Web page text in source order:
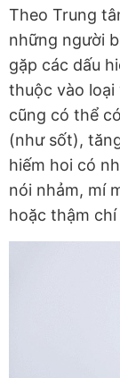
Theo Trung
những người
gặp các dấu
thuộc vào loại
cũng có thể
(như sốt),
hiếm hoi có
nói nhảm, mí
hoặc thậm